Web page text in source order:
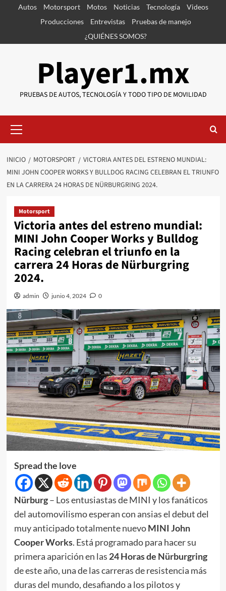
SaltarAutos Motorsport Motos Noticias Tecnología
Videos
Producciones
Entrevistas
Pruebas de manejo
¿QUIÉNES SOMOS?
Player1.mx
PRUEBAS DE AUTOS, TECNOLOGÍA Y TODO TIPO DE MOVILIDAD
primario
INICIO MOTORSPORT
VICTORIA ANTES DEL ESTRENO MUNDIAL:
MINI JOHN COOPER WORKS Y BULLDOG RACING CELEBRAN EL TRIUNFO
EN LA CARRERA 24 HORAS DE NÜRBURGRING 2024.
Motorsport
Victoria antes del estreno mundial:
MINI John Cooper Works y Bulldog
Racing celebran el triunfo en la
carrera 24 Horas de Nürburgring
2024.
admin junio 4, 2024 0
Spread the love
Nürburg– Los entusiastas de MINI y los fanáticos
del automovilismo esperan con ansias el debut del
muy anticipado totalmente nuevoMINI John
Cooper Works. Está programado para hacer su
primera aparición en las24 Horas de Nürburgring
de este año, una de las carreras de resistencia más
duras del mundo, desafiando a los pilotos y